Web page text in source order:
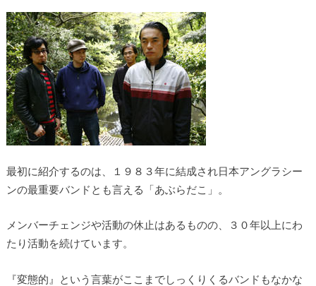
最初に紹介するのは、１９８３年に結成され日本アングラシー
ンの最重要バンドとも言える「あぶらだこ」。
メンバーチェンジや活動の休止はあるものの、３０年以上にわ
たり活動を続けています。
『変態的』という言葉がここまでしっくりくるバンドもなかな